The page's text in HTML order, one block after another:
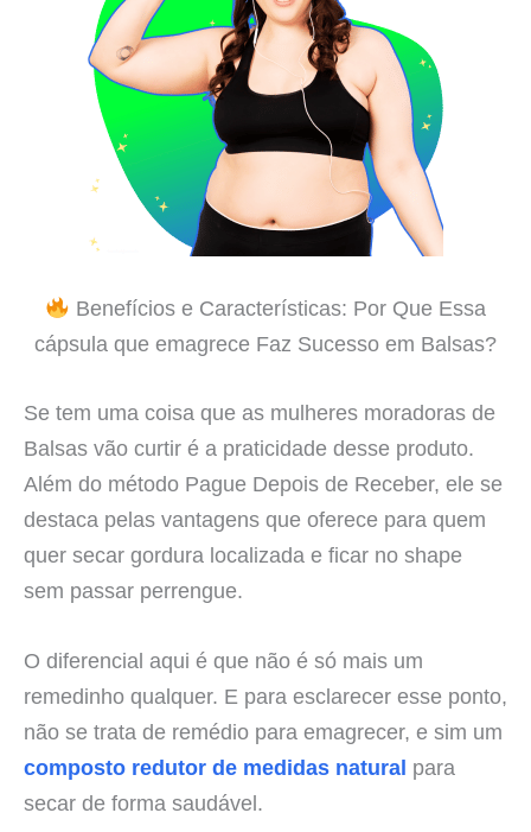
Benefícios e Características: Por Que Essa
cápsula que emagrece Faz Sucesso em Balsas?
Se tem uma coisa que as mulheres moradoras de
Balsas vão curtir é a praticidade desse produto.
Além do método Pague Depois de Receber, ele se
destaca pelas vantagens que oferece para quem
quer secar gordura localizada e ficar no shape
sem passar perrengue.
O diferencial aqui é que não é só mais um
remedinho qualquer. E para esclarecer esse ponto,
não se trata de remédio para emagrecer, e sim um
composto redutor de medidas natural para
secar de forma saudável.